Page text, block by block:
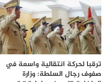
ترقبا لحركة انتقالية واسعة في
صفوف رجال السلطة: وزارة